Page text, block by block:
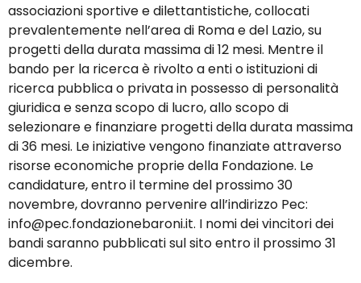
associazioni sportive e dilettantistiche, collocati
prevalentemente nell’area di Roma e del Lazio, su
progetti della durata massima di 12 mesi. Mentre il
bando per la ricerca è rivolto a enti o istituzioni di
ricerca pubblica o privata in possesso di personalità
giuridica e senza scopo di lucro, allo scopo di
selezionare e finanziare progetti della durata massima
di 36 mesi. Le iniziative vengono finanziate attraverso
risorse economiche proprie della Fondazione. Le
candidature, entro il termine del prossimo 30
novembre, dovranno pervenire all’indirizzo Pec:
info@pec.fondazionebaroni.it. I nomi dei vincitori dei
bandi saranno pubblicati sul sito entro il prossimo 31
dicembre.